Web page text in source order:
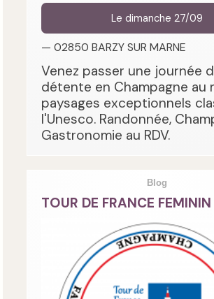
Le dimanche 27/09
— 02850 BARZY SUR MARNE
Venez passer une journée
détente en Champagne au
paysages exceptionnels
l'Unesco. Randonnée,
Gastronomie au RDV.
Blog
TOUR DE FRANCE